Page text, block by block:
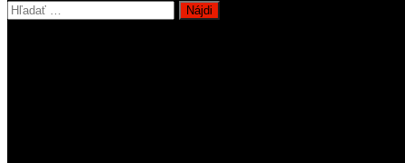
Hľadať: